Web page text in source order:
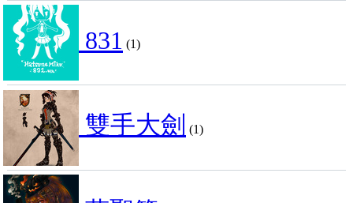
831 (1)
雙手大劍 (1)